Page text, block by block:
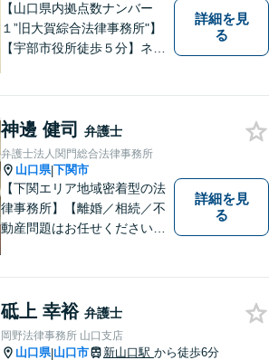
【山口県内拠点数ナンバー
１”旧大賀綜合法律事務所"】
【宇部市役所徒歩５分】ネッ
相談ください。
詳細を見
る
神邊 健司 弁護士
弁護士法人関門総合法律事務所
山口県|下関市
【下関エリア地域密着型の法
律事務所】【離婚／相続／不
動産問題はお任せください】
りの声を大切にし、適切な解
決方法をご提案いたします。
詳細を見
る
砥上 幸裕 弁護士
岡野法律事務所 山口支店
山口県|山口市 新山口駅 から徒歩6分